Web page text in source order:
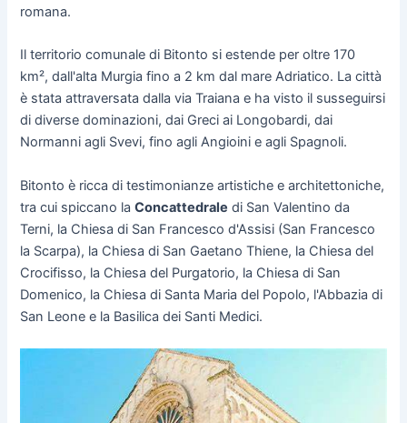
romana.
Il territorio comunale di Bitonto si estende per oltre 170
km², dall'alta Murgia fino a 2 km dal mare Adriatico. La città
è stata attraversata dalla via Traiana e ha visto il susseguirsi
di diverse dominazioni, dai Greci ai Longobardi, dai
Normanni agli Svevi, fino agli Angioini e agli Spagnoli.
Bitonto è ricca di testimonianze artistiche e architettoniche,
tra cui spiccano laConcattedrale di San Valentino da
Terni, la Chiesa di San Francesco d'Assisi (San Francesco
la Scarpa), la Chiesa di San Gaetano Thiene, la Chiesa del
Crocifisso, la Chiesa del Purgatorio, la Chiesa di San
Domenico, la Chiesa di Santa Maria del Popolo, l'Abbazia di
San Leone e la Basilica dei Santi Medici.